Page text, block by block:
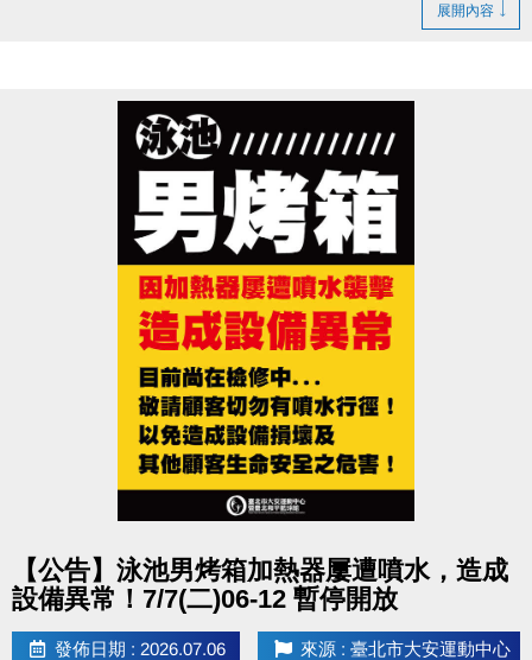
- 請攜帶發票及刷卡單【如發票有打統編須攜帶公司大
展開內容
【公告】泳池男烤箱加熱器屢遭噴水，造成
設備異常！7/7(二)06-12 暫停開放
發佈日期 : 2026.07.06 來源 : 臺北市大安運動中心